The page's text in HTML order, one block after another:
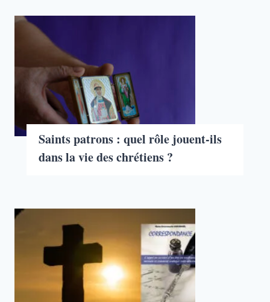
Saints patrons : quel rôle jouent-ils
dans la vie des chrétiens ?